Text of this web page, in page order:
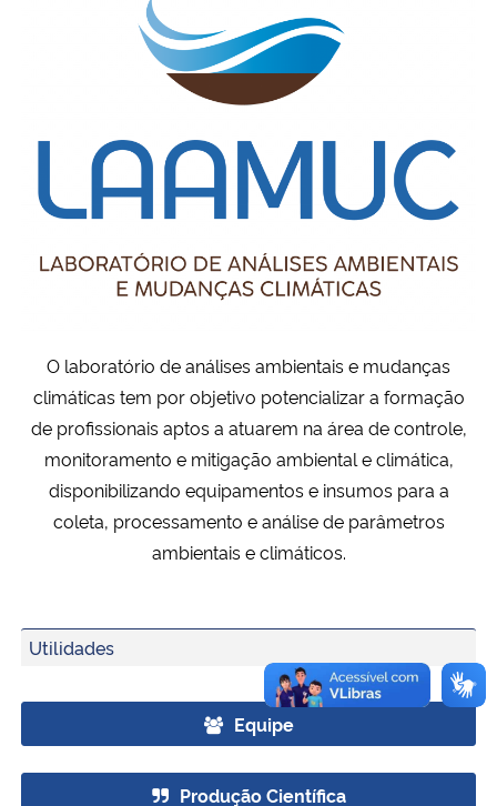
Ministério da Cidadania
Ministério de Minas e Energia
Ministério da Ciência, Tecnologia, Inovações e Comunicações
Ministério do Meio Ambiente
Ministério do Desenvolvimento Regional
Controladoria-Geral da União
Ministério da Mulher, da Família e dos Direitos Humanos
O laboratório de análises ambientais e mudanças
climáticas tem por objetivo potencializar a formação
de profissionais aptos a atuarem na área de controle,
monitoramento e mitigação ambiental e climática,
disponibilizando equipamentos e insumos para a
coleta, processamento e análise de parâmetros
ambientais e climáticos.
Utilidades
Equipe
Produção Científica